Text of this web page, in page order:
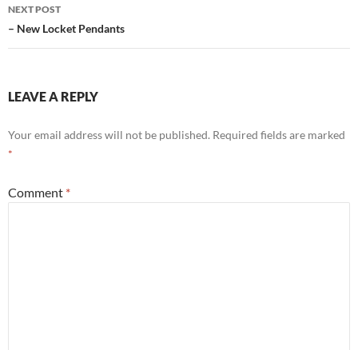
NEXT POST
– New Locket Pendants
LEAVE A REPLY
Your email address will not be published. Required fields are marked
*
Comment *